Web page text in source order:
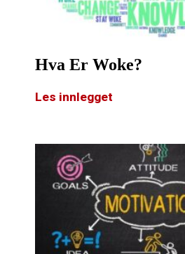
Hva Er Woke?
Les innlegget